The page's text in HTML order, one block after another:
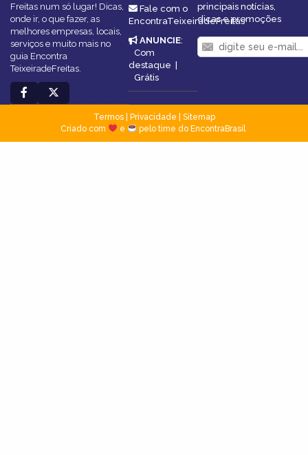
Freitas num só lugar! Dicas,
onde ir, o que fazer, as
melhores empresas, locais,
serviços e muito mais no
guia Encontra
TeixeiradeFreitas.
Fale com o
EncontraTeixeiradeFreitas
ANUNCIE:
Com
destaque
Grátis
principais notícias,
dicas e promoções
Termos| Privacidade
Sitemap
Criado com
e pelo time do EncontraBrasil